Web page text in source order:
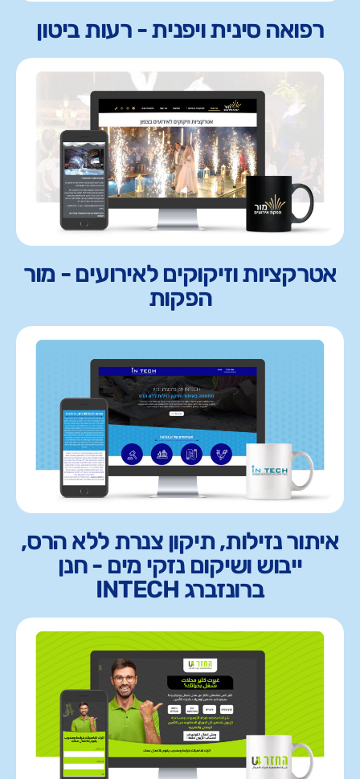
רפואה סינית ויפנית - רעות ביטון
אטרקציות וזיקוקים לאירועים - מור
הפקות
איתור נזילות, תיקון צנרת ללא הרס,
ייבוש ושיקום נזקי מים - חנן
ברונזברג INTECH